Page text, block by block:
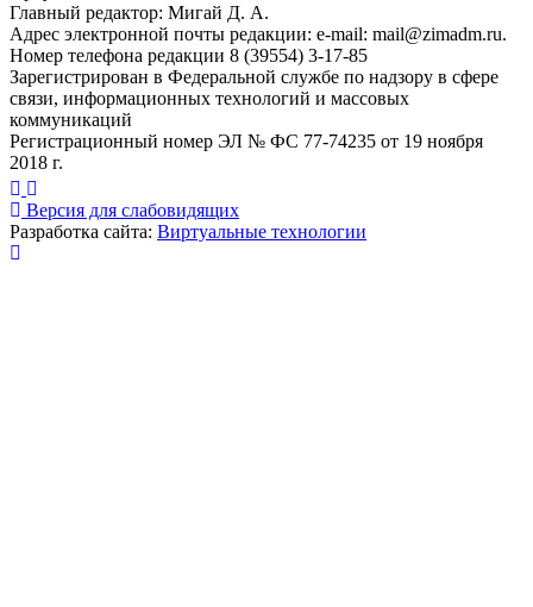
Главный редактор: Мигай Д. А.
Адрес электронной почты редакции: e-mail: mail@zimadm.ru.
Номер телефона редакции 8 (39554) 3-17-85
Зарегистрирован в Федеральной службе по надзору в сфере
связи, информационных технологий и массовых
коммуникаций
Регистрационный номер ЭЛ № ФС 77-74235 от 19 ноября
2018 г.
Версия для слабовидящих
Разработка сайта: Виртуальные технологии